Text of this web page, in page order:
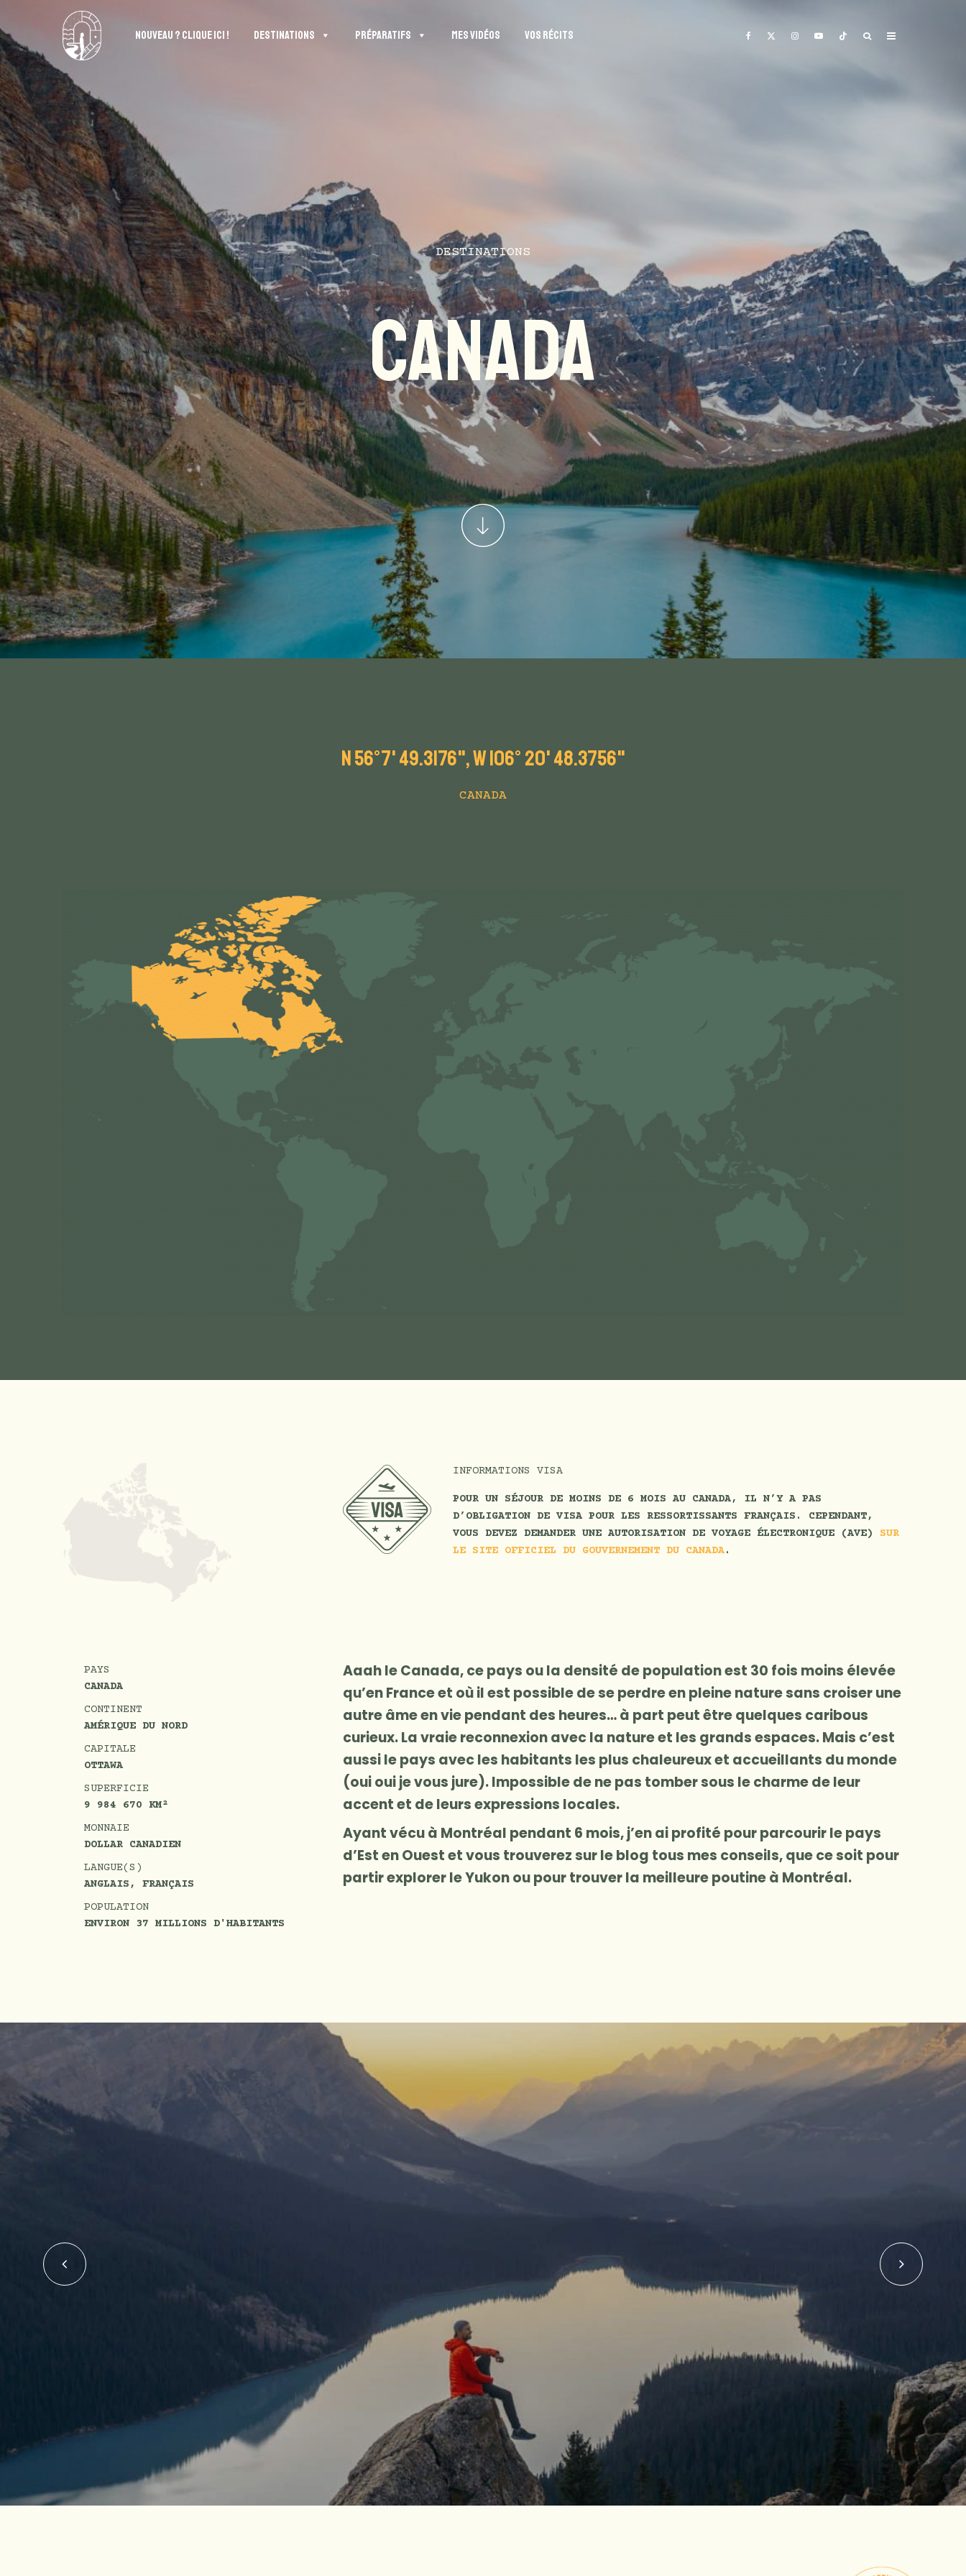
NOUVEAU ? CLIQUE ICI ! DESTINATIONS PRÉPARATIFS MES VIDÉOS VOS RÉCITS
DESTINATIONS
Canada
n 56°7' 49.3176", w 106° 20' 48.3756"
CANADA
INFORMATIONS VISA
POUR UN SÉJOUR DE MOINS DE 6 MOIS AU CANADA, IL N’Y A PAS
D’OBLIGATION DE VISA POUR LES RESSORTISSANTS FRANÇAIS. CEPENDANT,
VOUS DEVEZ DEMANDER UNE AUTORISATION DE VOYAGE ÉLECTRONIQUE (AVE) SUR
LE SITE OFFICIEL DU GOUVERNEMENT DU CANADA.
PAYS
CANADA
CONTINENT
AMÉRIQUE DU NORD
CAPITALE
OTTAWA
SUPERFICIE
9 984 670 KM²
MONNAIE
DOLLAR CANADIEN
LANGUE(S)
ANGLAIS, FRANÇAIS
POPULATION
ENVIRON 37 MILLIONS D'HABITANTS
Aaah le Canada, ce pays ou la densité de population est 30 fois moins élevée
qu’en France et où il est possible de se perdre en pleine nature sans croiser une
autre âme en vie pendant des heures… à part peut être quelques caribous
curieux. La vraie reconnexion avec la nature et les grands espaces. Mais c’est
aussi le pays avec les habitants les plus chaleureux et accueillants du monde
(oui oui je vous jure). Impossible de ne pas tomber sous le charme de leur
accent et de leurs expressions locales.
Ayant vécu à Montréal pendant 6 mois, j’en ai profité pour parcourir le pays
d’Est en Ouest et vous trouverez sur le blog tous mes conseils, que ce soit pour
partir explorer le Yukon ou pour trouver la meilleure poutine à Montréal.